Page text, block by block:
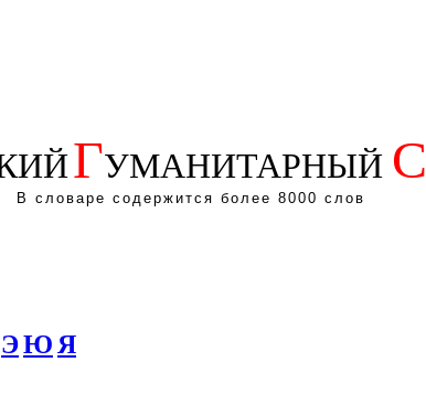
ГУМАНИТАРНЫЙ С
В словаре содержится более 8000 слов
ЭЮ Я